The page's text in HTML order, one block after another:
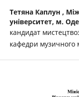
Тетяна Каплун ,
університет, м.
кандидат
кафедри музичного